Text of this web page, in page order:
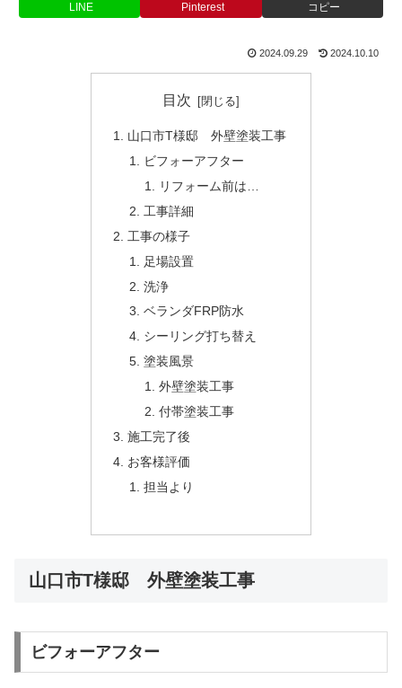
LINE Pinterest コピー
2024.09.29 2024.10.10
目次
山口市T様邸 外壁塗装工事
ビフォーアフター
リフォーム前は…
工事詳細
工事の様子
足場設置
洗浄
ベランダFRP防水
シーリング打ち替え
塗装風景
外壁塗装工事
付帯塗装工事
施工完了後
お客様評価
担当より
山口市T様邸 外壁塗装工事
ビフォーアフター